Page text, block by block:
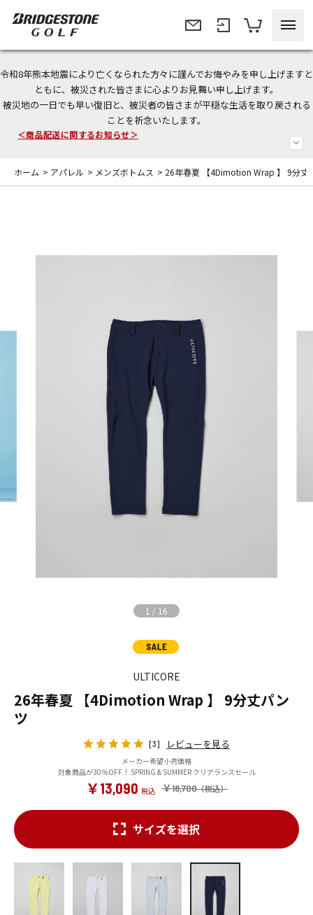
令和8年熊本地震により亡くなられた方々に謹んでお悔やみを申し上げますと
ともに、被災された皆さまに心よりお見舞い申し上げます。
被災地の一日でも早い復旧と、被災者の皆さまが平穏な生活を取り戻される
ことを祈念いたします。
今なら新規会員登録で1,000円OFFクーポンプレゼント！
＜商品配送に関するお知らせ＞
＜夏季休暇中のご注文・発送・お問い合わせ＞
ホーム > アパレル > メンズボトムス > 26年春夏 【4Dimotion Wrap 】 9分丈
1 / 16
ULTICORE
26年春夏 【4Dimotion Wrap 】 9分丈パン
ツ
[3] レビューを見る
メーカー希望小売価格
対象商品が30％OFF！ SPRING & SUMMER クリアランスセール
￥18,700
￥13,090
サイズを選択